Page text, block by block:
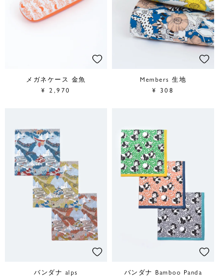
メガネケース 金魚
¥ 2,970
Members 生地
¥ 308
バンダナ alps
バンダナ Bamboo Panda